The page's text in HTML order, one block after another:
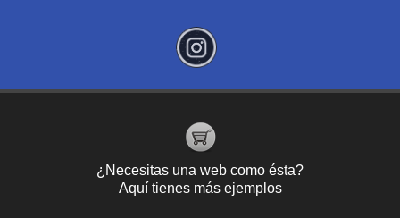
¿Necesitas una web como ésta?
Aquí tienes más ejemplos